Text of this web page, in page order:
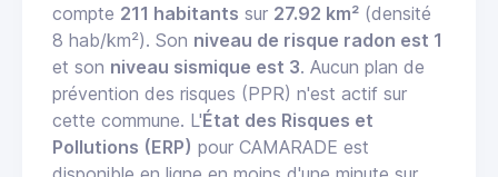
compte 211 habitants sur 27.92 km² (densité
8 hab/km²). Son niveau de risque radon est 1
et son niveau sismique est 3. Aucun plan de
prévention des risques (PPR) n'est actif sur
cette commune. L'État des Risques et
Pollutions (ERP) pour CAMARADE est